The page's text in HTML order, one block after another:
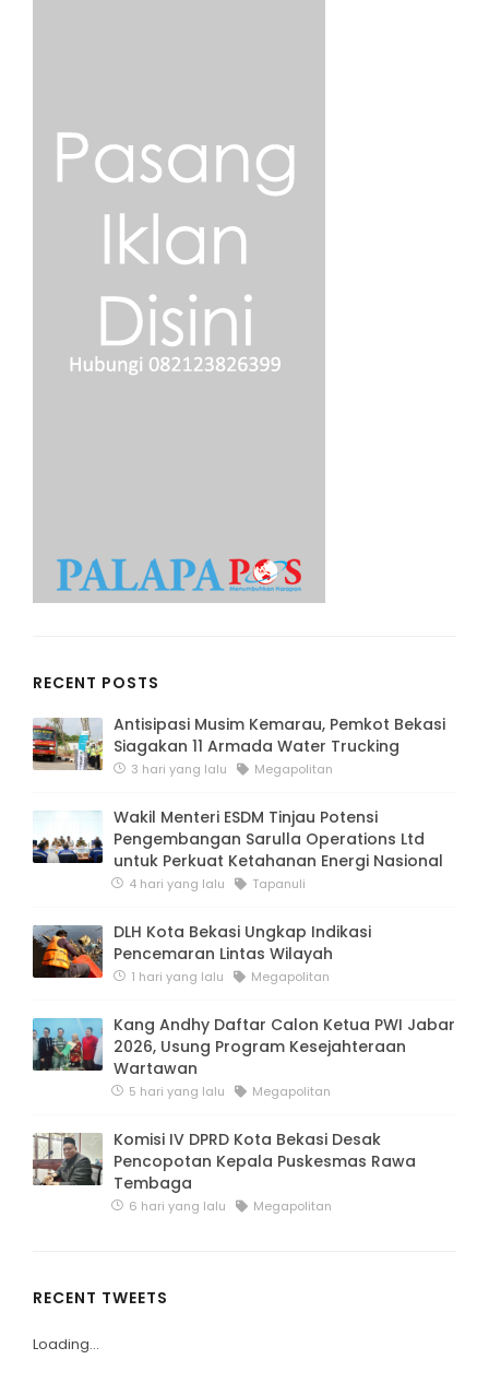
RECENT POSTS
Antisipasi Musim Kemarau, Pemkot Bekasi
Siagakan 11 Armada Water Trucking
3 hari yang lalu Megapolitan
Wakil Menteri ESDM Tinjau Potensi
Pengembangan Sarulla Operations Ltd
untuk Perkuat Ketahanan Energi Nasional
4 hari yang lalu Tapanuli
DLH Kota Bekasi Ungkap Indikasi
Pencemaran Lintas Wilayah
1 hari yang lalu Megapolitan
Kang Andhy Daftar Calon Ketua PWI Jabar
2026, Usung Program Kesejahteraan
Wartawan
5 hari yang lalu Megapolitan
Komisi IV DPRD Kota Bekasi Desak
Pencopotan Kepala Puskesmas Rawa
Tembaga
6 hari yang lalu Megapolitan
RECENT TWEETS
Loading...